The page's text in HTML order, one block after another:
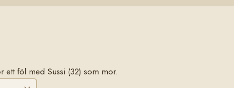
ett föl med Sussi (32) som mor.